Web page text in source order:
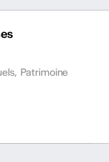
, Patrimoine